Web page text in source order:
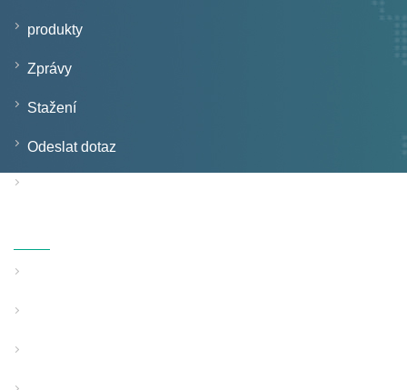
produkty
Zprávy
Stažení
Odeslat dotaz